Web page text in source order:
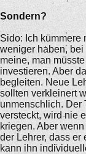
Sondern?
Sido: Ich kümmere
weniger haben,
meine, man
investieren. Aber
begleiten. Neue
sollten verkleinert
unmenschlich. Der
versteckt, wird nie
kriegen. Aber
der Lehrer, dass er
kann ihn